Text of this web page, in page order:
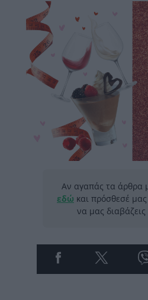
Αν αγαπάς τα άρθρα
εδώ και πρόσθεσέ
να μας